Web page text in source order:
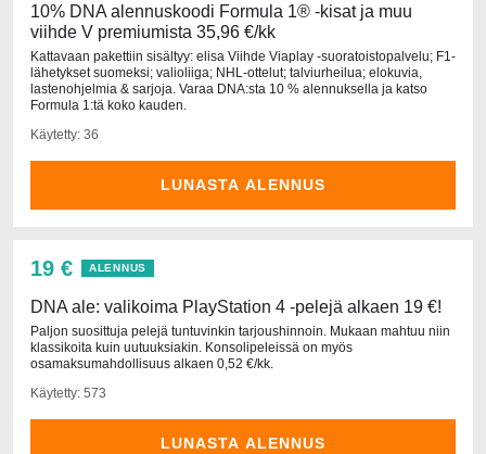
10% DNA alennuskoodi Formula 1® -kisat ja muu
viihde V premiumista 35,96 €/kk
Kattavaan pakettiin sisältyy: elisa Viihde Viaplay -suoratoistopalvelu; F1-
lähetykset suomeksi; valioliiga; NHL-ottelut; talviurheilua; elokuvia,
lastenohjelmia & sarjoja. Varaa DNA:sta 10 % alennuksella ja katso
Formula 1:tä koko kauden.
Käytetty: 36
LUNASTA ALENNUS
19 € ALENNUS
DNA ale: valikoima PlayStation 4 -pelejä alkaen 19 €!
Paljon suosittuja pelejä tuntuvinkin tarjoushinnoin. Mukaan mahtuu niin
klassikoita kuin uutuuksiakin. Konsolipeleissä on myös
osamaksumahdollisuus alkaen 0,52 €/kk.
Käytetty: 573
LUNASTA ALENNUS